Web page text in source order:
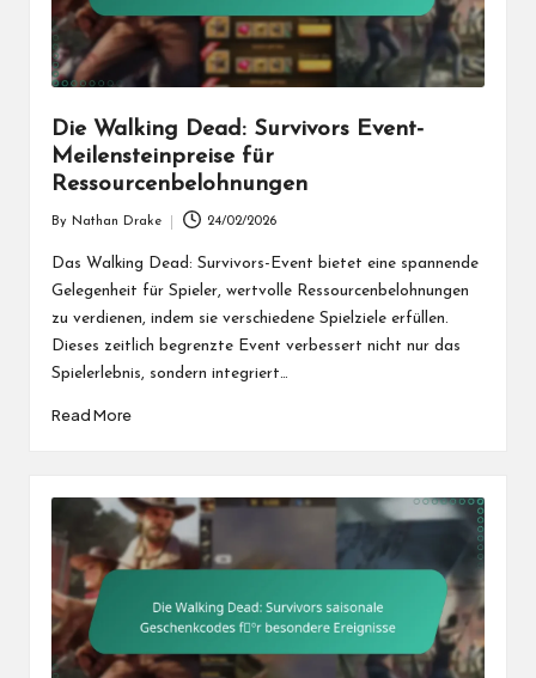
Die Walking Dead: Survivors Event-
Meilensteinpreise für
Ressourcenbelohnungen
by
By Nathan Drake 24/02/2026
Das Walking Dead: Survivors-Event bietet eine spannende
Gelegenheit für Spieler, wertvolle Ressourcenbelohnungen
zu verdienen, indem sie verschiedene Spielziele erfüllen.
Dieses zeitlich begrenzte Event verbessert nicht nur das
Spielerlebnis, sondern integriert…
Read More